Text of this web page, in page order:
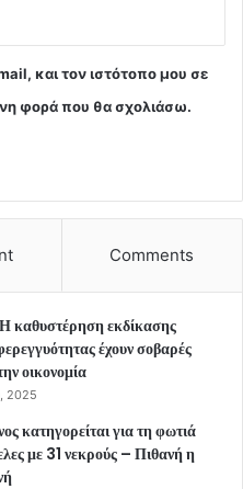
και τον ιστότοπο μου σε
φορά που θα σχολιάσω.
Comments
καθυστέρηση εκδίκασης
έχουν σοβαρές
οικονομία
2025
κατηγορείται για τη φωτιά
με 31 νεκρούς – Πιθανή η